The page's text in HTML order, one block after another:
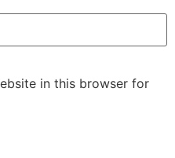
in this browser for